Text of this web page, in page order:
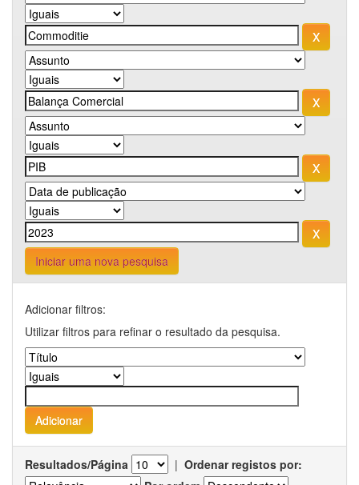
Iniciar uma nova pesquisa
Adicionar filtros:
Utilizar filtros para refinar o resultado da pesquisa.
Resultados/Página | Ordenar registos por: